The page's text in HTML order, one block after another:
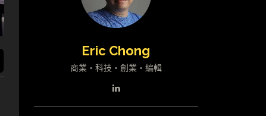
Eric Chong
商業・科技・創業・編輯